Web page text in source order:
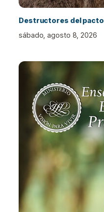
Destructores del pacto
sábado, agosto 8, 2026